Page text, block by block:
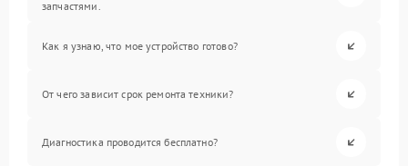
запчастями.
Как я узнаю, что мое устройство готово?
От чего зависит срок ремонта техники?
Диагностика проводится бесплатно?